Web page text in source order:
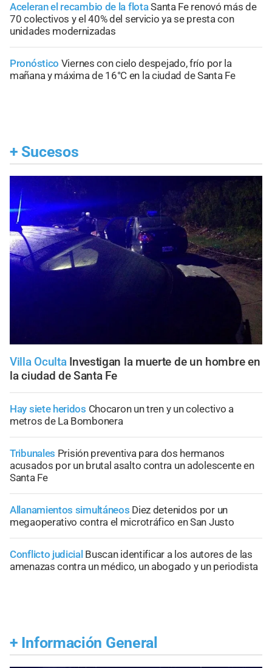
Aceleran el recambio de la flotaSanta Fe renovó más de
70 colectivos y el 40% del servicio ya se presta con
unidades modernizadas
Pronóstico Viernes con cielo despejado, frío por la
mañana y máxima de 16°C en la ciudad de Santa Fe
+ Sucesos
Villa Oculta Investigan la muerte de un hombre en
la ciudad de Santa Fe
Hay siete heridos Chocaron un tren y un colectivo a
metros de La Bombonera
Tribunales Prisión preventiva para dos hermanos
acusados por un brutal asalto contra un adolescente en
Santa Fe
Allanamientos simultáneos Diez detenidos por un
megaoperativo contra el microtráfico en San Justo
Conflicto judicial Buscan identificar a los autores de las
amenazas contra un médico, un abogado y un periodista
+ Información General